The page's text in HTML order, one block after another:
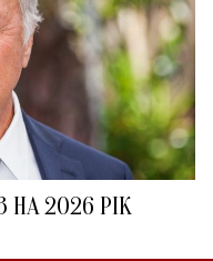
НА 2026 РІК